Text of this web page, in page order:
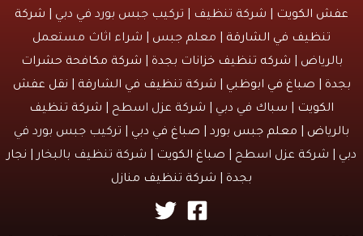
الكويت| شركة تنظيف | تركيب جبس بورد في دبي |شركة
تنظيف في الشارقة| معلم جبس | شراء اثاث مستعمل
|شركه تنظيف خزانات بجدة|شركة مكافحة حشرات
|صباغ في ابوظبي|شركة تنظيف في الشارقة|نقل عفش
الكويت| سباك في دبي | شركة عزل اسطح |شركة تنظيف
|معلم جبس بورد|صباغ في دبي| تركيب جبس بورد في
| شركة عزل اسطح |صباغ الكويت| شركة تنظيف بالبخار |نجار
|شركة تنظيف منازل